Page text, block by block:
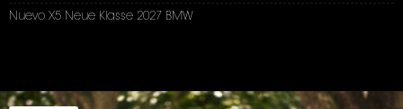
Nuevo X5 Neue Klasse 2027 BMW